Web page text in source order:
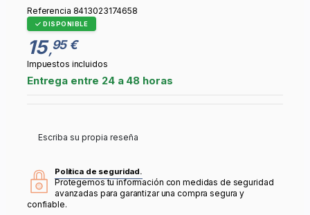
Referencia 8413023174658
DISPONIBLE
15 ,95 €
Impuestos incluidos
Entrega entre 24 a 48 horas
Escriba su propia reseña
Política de seguridad.
Protegemos tu información con medidas de seguridad
avanzadas para garantizar una compra segura y
confiable.